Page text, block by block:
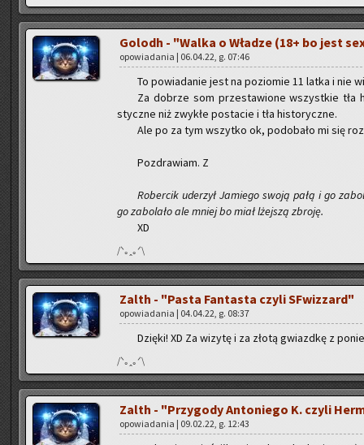
Go­lodh - "Walka o Wła­dze (18+ bo jest
opo­wia­da­nia | 06.04.22, g. 07:46
To po­wia­da­nie jest na po­zio­mie 11 latka i nie
Za do­brze som prze­sta­wio­ne wszyst­kie
stycz­ne niż zwy­kłe po­sta­cie i tła hi­sto­rycz­ne.
Ale po za tym wszyt­ko ok, po­do­ba­ło mi się
Po­zdra­wiam. Z
Ro­ber­cik ude­rzył Ja­mie­go swoją pałą i go
go za­bo­la­ło ale mniej bo miał lżej­szą zbro­ję.
XD
/ᐠ｡ꞈ｡ᐟ\
Zalth - "Pasta Fan­ta­sta czyli SFwiz­zard"
opo­wia­da­nia | 04.04.22, g. 08:37
Dzię­ki! XD Za wi­zy­tę i za złotą gwiazd­kę z
/ᐠ｡ꞈ｡ᐟ\
Zalth - "Przy­go­dy An­to­nie­go K. czyli
opo­wia­da­nia | 09.02.22, g. 12:43